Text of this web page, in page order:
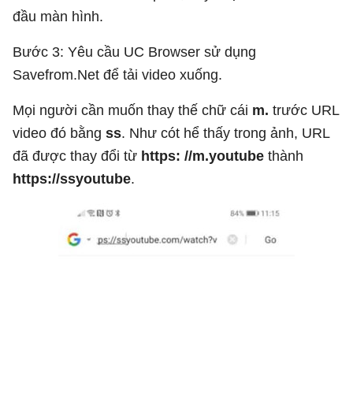
đầu màn hình.
Bước 3: Yêu cầu UC Browser sử dụng
Savefrom.Net để tải video xuống.
Mọi người cần muốn thay thế chữ cái m. trước URL
video đó bằng ss. Như cót hể thấy trong ảnh, URL
đã được thay đổi từ https: //m.youtube thành
https://ssyoutube.